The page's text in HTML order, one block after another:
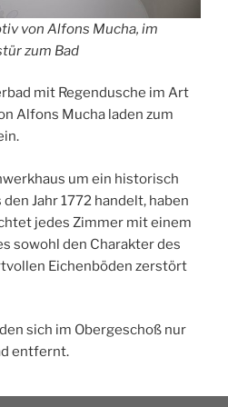
von Alfons Mucha, im
zum Bad
mit Regendusche im Art
Alfons Mucha laden zum
um ein historisch
Jahr 1772 handelt, haben
jedes Zimmer mit einem
sowohl den Charakter des
Eichenböden zerstört
sich im Obergeschoß nur
entfernt.